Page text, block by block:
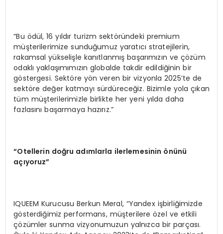
“Bu ödül, 16 yıldır turizm sektöründeki premium
müşterilerimize sunduğumuz yaratıcı stratejilerin,
rakamsal yükselişle kanıtlanmış başarımızın ve çözüm
odaklı yaklaşımımızın globalde takdir edildiğinin bir
göstergesi. Sektöre yön veren bir vizyonla 2025’te de
sektöre değer katmayı sürdüreceğiz. Bizimle yola çıkan
tüm müşterilerimizle birlikte her yeni yılda daha
fazlasını başarmaya hazırız.”
“Otellerin doğru adımlarla ilerlemesinin önünü
açıyoruz”
IQUEEM Kurucusu Berkun Meral, “Yandex işbirliğimizde
gösterdiğimiz performans, müşterilere özel ve etkili
çözümler sunma vizyonumuzun yalnızca bir parçası.